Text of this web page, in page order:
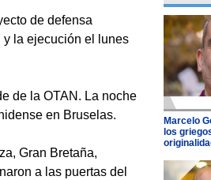
de defensa
y la ejecución el lunes
de la OTAN. La noche
en Bruselas.
Gran Bretaña,
a las puertas del
Marcelo
los